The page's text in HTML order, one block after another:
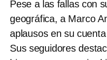
Pese a las fallas con
geográfica, a Marco
aplausos en su
Sus seguidores